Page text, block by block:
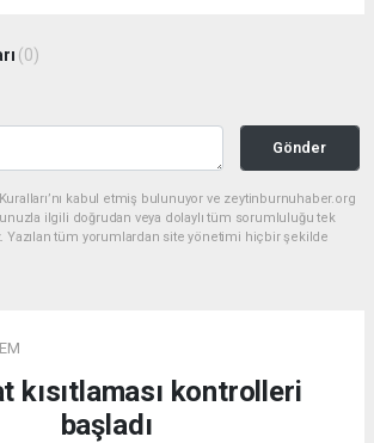
(0)
Gönder
kabul etmiş bulunuyor ve zeytinburnuhaber.org
ilgili doğrudan veya dolaylı tüm sorumluluğu tek
Yazılan tüm yorumlardan site yönetimi hiçbir şekilde
kısıtlaması kontrolleri
başladı